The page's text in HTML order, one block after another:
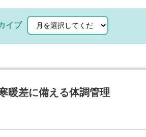
イブ
暖差に備える体調管理